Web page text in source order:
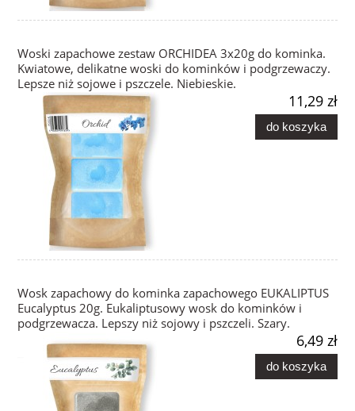
Woski zapachowe zestaw ORCHIDEA 3x20g do kominka.
Kwiatowe, delikatne woski do kominków i podgrzewaczy.
Lepsze niż sojowe i pszczele. Niebieskie.
11,29 zł
do koszyka
Wosk zapachowy do kominka zapachowego EUKALIPTUS
Eucalyptus 20g. Eukaliptusowy wosk do kominków i
podgrzewacza. Lepszy niż sojowy i pszczeli. Szary.
6,49 zł
do koszyka